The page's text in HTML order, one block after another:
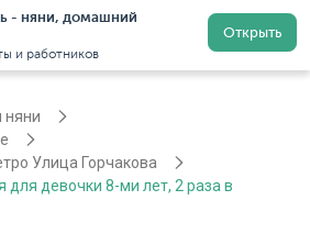
- няни, домашний
и работников
Открыть
Регистрация
няни
Улица Горчакова
девочки 8-ми лет, 2 раза в